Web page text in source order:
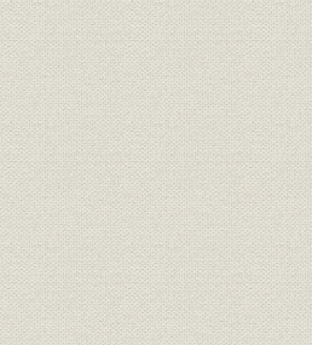
つくば銀行のあゆみ
大正14年
(2003年)4
行章・行歌
役員・執行委員 平成14年